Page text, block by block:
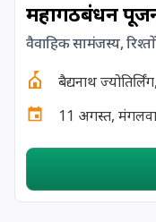
27 August, 2026
27 August, 2026
महागठबंधन
वैवाहिक सामंजस्य,
बैद्यनाथ
11 अगस्त,